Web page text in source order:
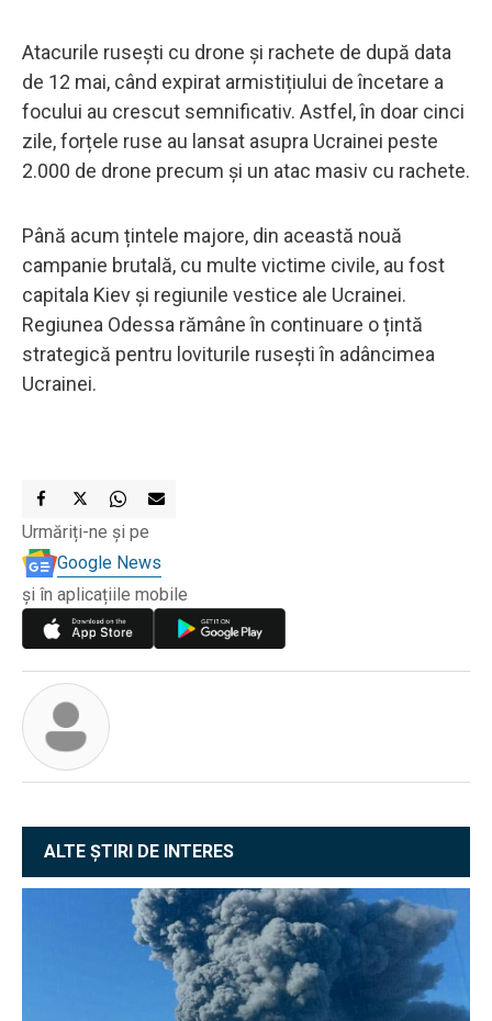
Atacurile rusești cu drone și rachete de după data
de 12 mai, când expirat armistițiului de încetare a
focului au crescut semnificativ. Astfel, în doar cinci
zile, forțele ruse au lansat asupra Ucrainei peste
2.000 de drone precum și un atac masiv cu rachete.
Până acum țintele majore, din această nouă
campanie brutală, cu multe victime civile, au fost
capitala Kiev și regiunile vestice ale Ucrainei.
Regiunea Odessa rămâne în continuare o țintă
strategică pentru loviturile rusești în adâncimea
Ucrainei.
Urmăriți-ne și pe
Google News
și în aplicațiile mobile
ALTE ȘTIRI DE INTERES